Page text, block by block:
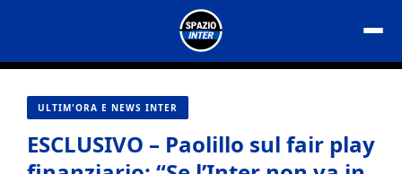
contenuto
ULTIM'ORA E NEWS INTER
ESCLUSIVO – Paolillo sul fair play